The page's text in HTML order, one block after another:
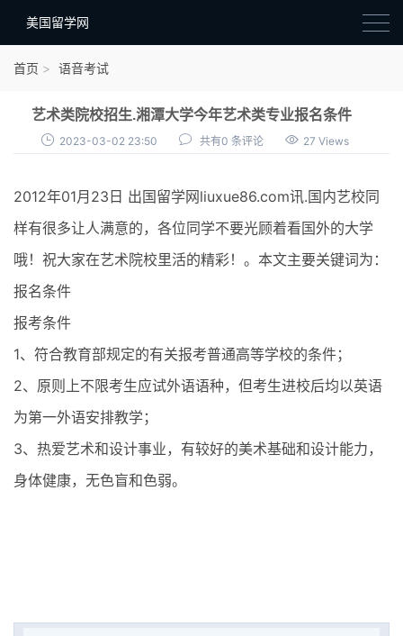
美国留学网
院校选择
材料准备
留学生活
首页 语音考试
艺术类院校招生.湘潭大学今年艺术类专业报名条件
2023-03-02 23:50 共有0 条评论 27 Views
2012年01月23日 出国留学网liuxue86.com讯.国内艺校同
样有很多让人满意的，各位同学不要光顾着看国外的大学
哦！祝大家在艺术院校里活的精彩！。本文主要关键词为：
报名条件
报考条件
1、符合教育部规定的有关报考普通高等学校的条件；
2、原则上不限考生应试外语语种，但考生进校后均以英语
为第一外语安排教学；
3、热爱艺术和设计事业，有较好的美术基础和设计能力，
身体健康，无色盲和色弱。